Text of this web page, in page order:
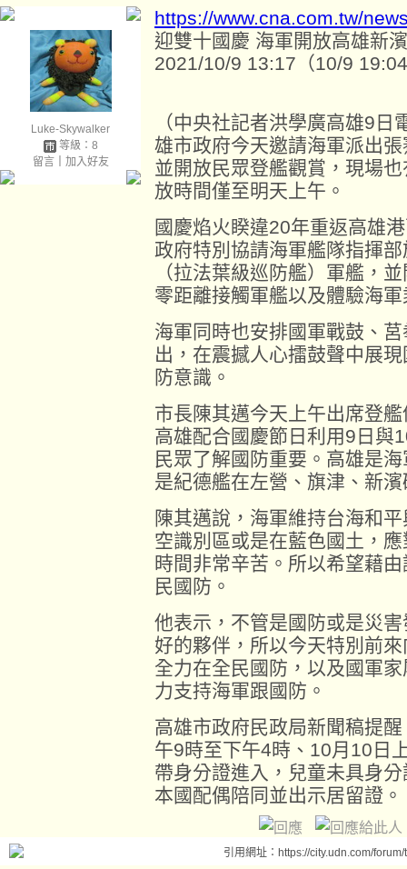
Luke-Skywalker
等級：8
留言｜ 加入好友
https://www.cna.com.tw/
迎雙十國慶 海軍開放高雄新
2021/10/9 13:17（10/9
（中央社記者洪學廣高雄9
雄市政府今天邀請海軍派出
並開放民眾登艦觀賞，現場
放時間僅至明天上午。
國慶焰火睽違20年重返高雄
政府特別協請海軍艦隊指揮
（拉法葉級巡防艦）軍艦，
零距離接觸軍艦以及體驗海
海軍同時也安排國軍戰鼓、
出，在震撼人心擂鼓聲中展
防意識。
市長陳其邁今天上午出席登
高雄配合國慶節日利用9日與
民眾了解國防重要。高雄是
是紀德艦在左營、旗津、新
陳其邁說，海軍維持台海和
空識別區或是在藍色國土，
時間非常辛苦。所以希望藉
民國防。
他表示，不管是國防或是災
好的夥伴，所以今天特別前
全力在全民國防，以及國軍
力支持海軍跟國防。
高雄市政府民政局新聞稿提
午9時至下午4時、10月10日
帶身分證進入，兒童未具身
本國配偶陪同並出示居留證。
引用網址：https://city.udn.com/